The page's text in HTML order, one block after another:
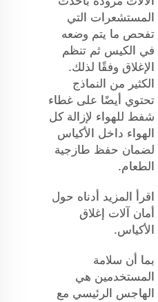
المستشعرات التي
تفحص ما يتم وضعه
في الكيس ثم تنظم
الإغلاق وفقًا لذلك.
الكثير من النماذج
تحتوي أيضًا على غطاء
شفط للهواء لإزالة كل
الهواء داخل الأكياس
لضمان حفظ طازجية
الطعام.
اقرأ المزيد أدناه حول
أمان آلات إغلاق
الأكياس.
بما أن سلامة
المستخدمين هي
الهاجس الرئيسي مع